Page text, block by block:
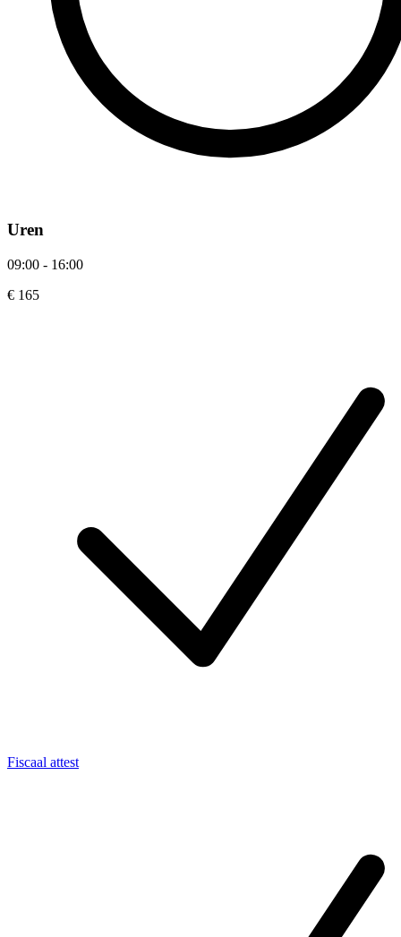
Uren
09:00 - 16:00
€ 165
Fiscaal attest